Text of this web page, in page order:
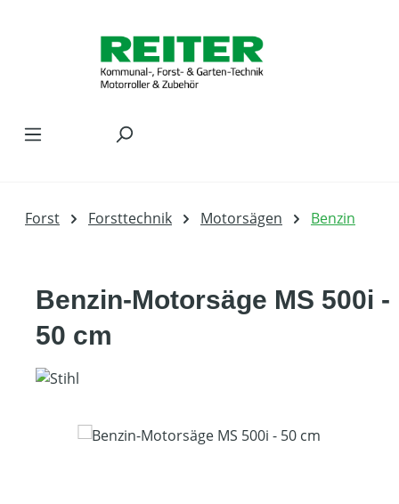
Forst Forsttechnik Motorsägen Benzin
Benzin-Motorsäge MS 500i -
50 cm
Bildergalerie überspringen